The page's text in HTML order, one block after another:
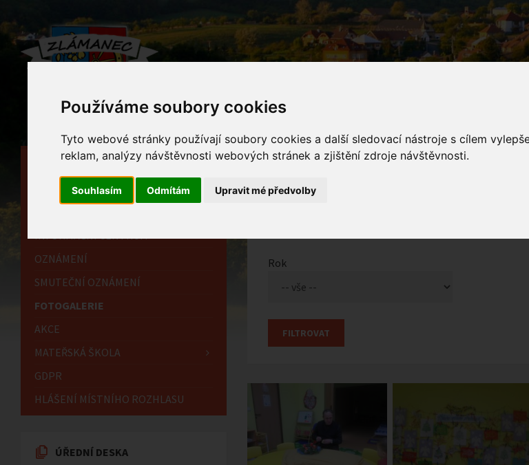
Používáme soubory cookies
Tyto webové stránky používají soubory cookies a další sledovací nástroje s cílem
reklam, analýzy návštěvnosti webových stránek a zjištění zdroje návštěvnosti.
Souhlasím Odmítám Upravit mé předvolby
Rok
HLAVNÍ STRÁNKA
OBECNÍ ÚŘAD
INFORMAČNÍ CENTRUM
OZNÁMENÍ
SMUTEČNÍ OZNÁMENÍ
FOTOGALERIE
AKCE
MATEŘSKÁ ŠKOLA
GDPR
HLÁŠENÍ MÍSTNÍHO ROZHLASU
ÚŘEDNÍ DESKA